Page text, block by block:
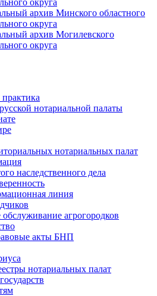
архив Минского областного
округа
архив Могилевского
округа
нотариальной палаты
нотариальных палат
наследственного дела
линия
агрогородков
акты БНП
нотариальных палат